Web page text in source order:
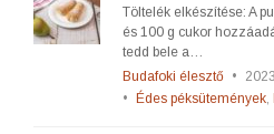
Töltelék elkészítése: A
és 100 g cukor
tedd bele a…
Budafoki élesztő •
•
Édes péksütemények,